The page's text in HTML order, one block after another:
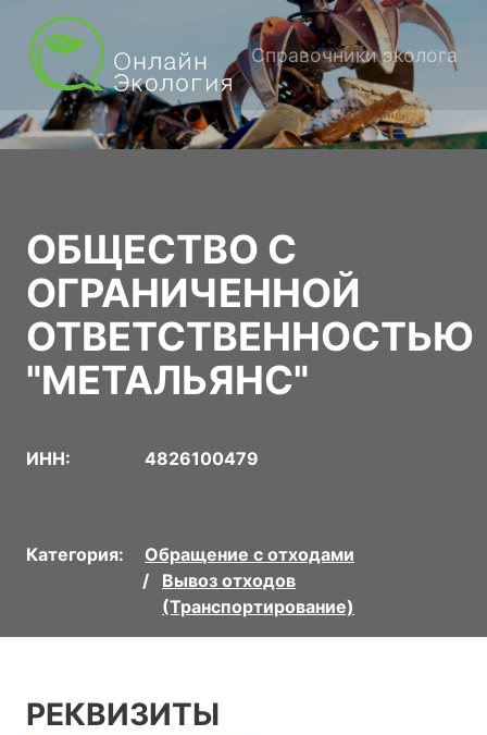
Справочники эколога
ОБЩЕСТВО С
ОГРАНИЧЕННОЙ
ОТВЕТСТВЕННОСТЬЮ
"МЕТАЛЬЯНС"
ИНН: 4826100479
Категория:
Обращение с отходами
Вывоз отходов
(Транспортирование)
РЕКВИЗИТЫ